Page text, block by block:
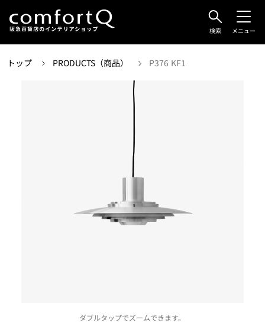
検索 メニュー
トップ PRODUCTS（商品） P376 KF1
ダブルタップでズームできます。